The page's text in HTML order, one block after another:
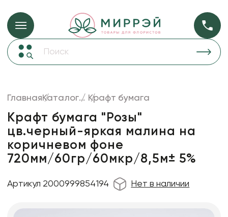
Упаковка для цветов и подарков Упаковка для
прозрачная
Декор для дома
Лента
Товары для флористов
Декоративные вазы, кашпо
ГлавнаяКаталог... Крафт бумага
Крафт бумага "Розы"
цв.черный-яркая малина на
коричневом фоне
720мм/60гр/60мкр/8,5м± 5%
Артикул 2000999854194 Нет в наличии